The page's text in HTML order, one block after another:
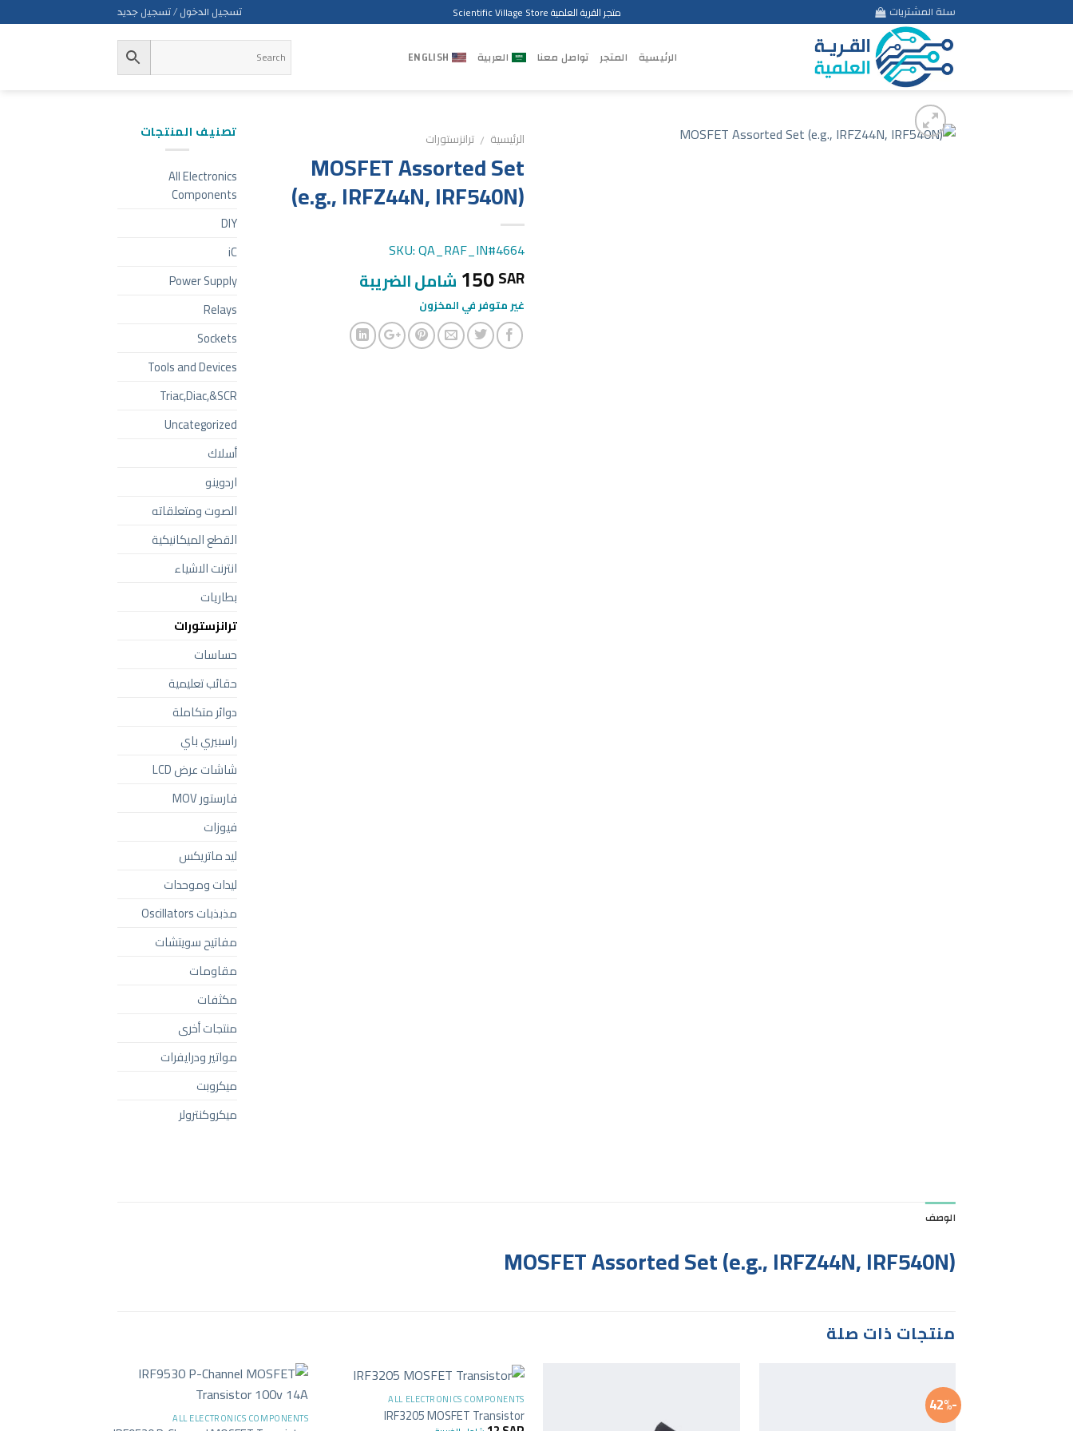
to
سلة المشتريات متجر القرية العلمية Scientific Village Store تسجيل الدخول / تسجيل جديد
الرئيسية المتجر تواصل معنا العربية ENGLISH
الرئيسية / ترانزستورات
MOSFET Assorted Set
(e.g., IRFZ44N, IRF540N)
SKU: QA_RAF_IN#4664
150SAR شامل الضريبة
غير متوفر في المخزون
تصنيف المنتجات
All Electronics
Components
DIY
iC
Power Supply
Relays
Sockets
Tools and Devices
Triac,Diac,&SCR
Uncategorized
أسلاك
اردوينو
الصوت ومتعلقاته
القطع الميكانيكية
انترنت الاشياء
بطاريات
ترانزستورات
حساسات
حقائب تعليمية
دوائر متكاملة
راسبيري باي
شاشات عرض LCD
فارستور MOV
فيوزات
ليد ماتريكس
ليدات وموحدات
مذبذبات Oscillators
مفاتيح سويتشات
مقاومات
مكثفات
منتجات أخرى
مواتير ودرايفرات
ميكروبت
ميكروكنترولر
الوصف
MOSFET Assorted Set (e.g., IRFZ44N, IRF540N)
منتجات ذات صلة
-42%
ALL ELECTRONICS COMPONENTS
IRF3205 MOSFET Transistor
ALL ELECTRONICS COMPONENTS